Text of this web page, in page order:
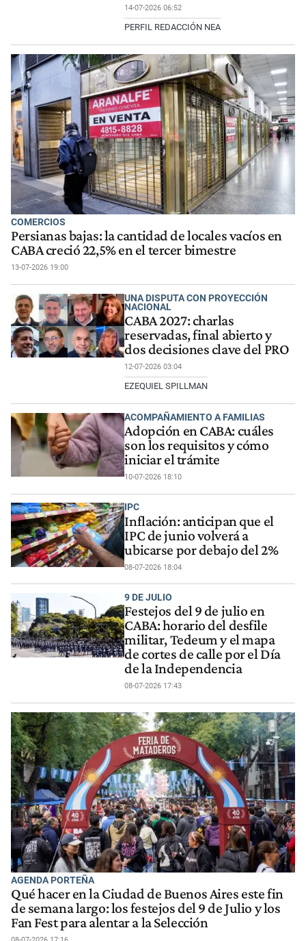
14-07-2026 06:52
PERFIL REDACCIÓN NEA
COMERCIOS
Persianas bajas: la cantidad de locales vacíos en
CABA creció 22,5% en el tercer bimestre
13-07-2026 19:00
UNA DISPUTA CON PROYECCIÓN
NACIONAL
CABA 2027: charlas
reservadas, final abierto y
dos decisiones clave del PRO
12-07-2026 03:04
EZEQUIEL SPILLMAN
ACOMPAÑAMIENTO A FAMILIAS
Adopción en CABA: cuáles
son los requisitos y cómo
iniciar el trámite
10-07-2026 18:10
IPC
Inflación: anticipan que el
IPC de junio volverá a
ubicarse por debajo del 2%
08-07-2026 18:04
9 DE JULIO
Festejos del 9 de julio en
CABA: horario del desfile
militar, Tedeum y el mapa
de cortes de calle por el Día
de la Independencia
08-07-2026 17:43
AGENDA PORTEÑA
Qué hacer en la Ciudad de Buenos Aires este fin
de semana largo: los festejos del 9 de Julio y los
Fan Fest para alentar a la Selección